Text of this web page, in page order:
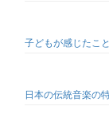
子どもが感じたこ
日本の伝統音楽の